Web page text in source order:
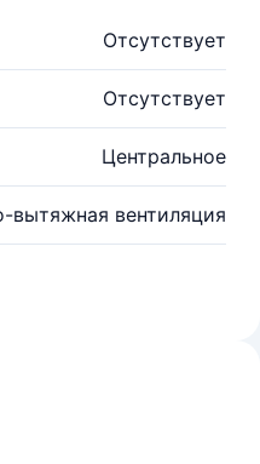
Отсутствует
Отсутствует
Центральное
вытяжная вентиляция